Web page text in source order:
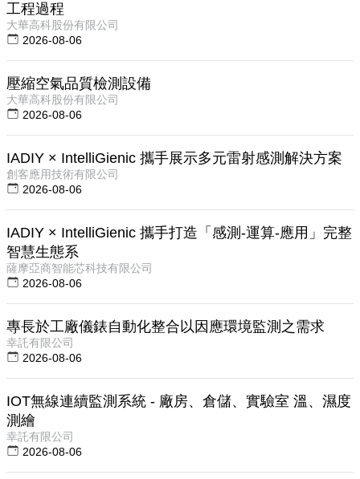
工程過程
大華高科股份有限公司
2026-08-06
壓縮空氣品質檢測設備
大華高科股份有限公司
2026-08-06
IADIY × IntelliGienic 攜手展示多元雷射感測解決方案
創客應用技術有限公司
2026-08-06
IADIY × IntelliGienic 攜手打造「感測-運算-應用」完整
智慧生態系
薩摩亞商智能芯科技有限公司
2026-08-06
專長於工廠儀錶自動化整合以因應環境監測之需求
幸託有限公司
2026-08-06
IOT無線連續監測系統 - 廠房、倉儲、實驗室 溫、濕度
測繪
幸託有限公司
2026-08-06